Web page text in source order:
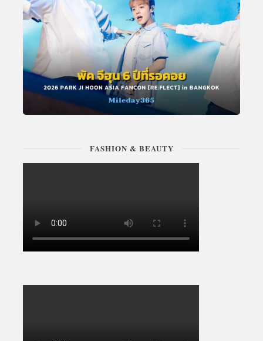
FASHION & BEAUTY